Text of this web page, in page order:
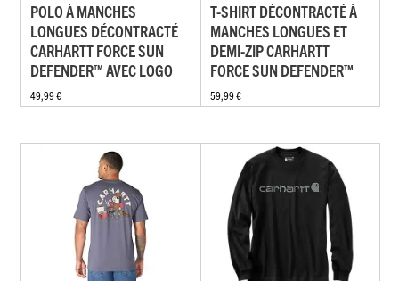
POLO À MANCHES
LONGUES DÉCONTRACTÉ
CARHARTT FORCE SUN
DEFENDER™ AVEC LOGO
49,99 €
T-SHIRT DÉCONTRACTÉ À
MANCHES LONGUES ET
DEMI-ZIP CARHARTT
FORCE SUN DEFENDER™
59,99 €